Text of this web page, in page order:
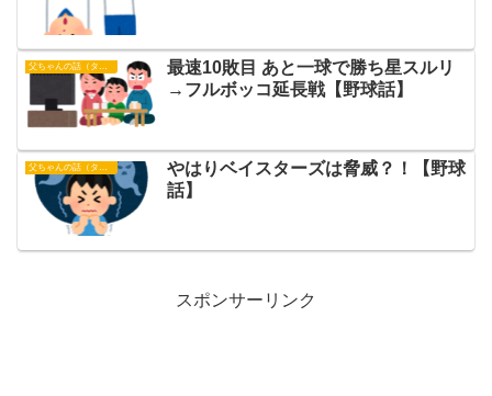
父ちゃんの話（タイガース）
最速10敗目 あと一球で勝ち星スルリ
→フルボッコ延長戦【野球話】
やはりベイスターズは脅威？！【野球
話】
スポンサーリンク